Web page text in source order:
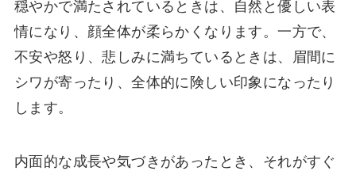
穏やかで満たされているときは、自然と優しい表
情になり、顔全体が柔らかくなります。一方で、
不安や怒り、悲しみに満ちているときは、眉間に
シワが寄ったり、全体的に険しい印象になったり
します。
内面的な成長や気づきがあったとき、それがすぐ